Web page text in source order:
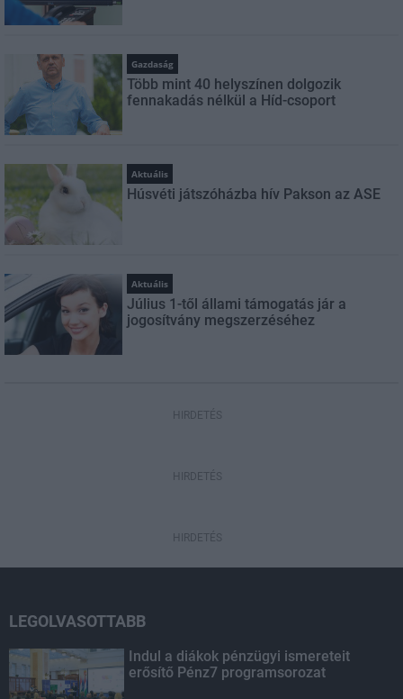
Gazdaság
Több mint 40 helyszínen dolgozik
fennakadás nélkül a Híd-csoport
Aktuális
Húsvéti játszóházba hív Pakson az ASE
Aktuális
Július 1-től állami támogatás jár a
jogosítvány megszerzéséhez
HIRDETÉS
HIRDETÉS
HIRDETÉS
LEGOLVASOTTABB
Indul a diákok pénzügyi ismereteit
erősítő Pénz7 programsorozat